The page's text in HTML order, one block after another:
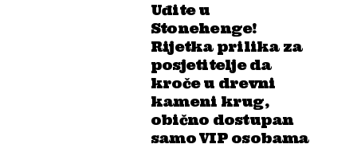
Uđite u
Stonehenge!
Rijetka prilika za
posjetitelje da
kroče u drevni
kameni krug,
obično dostupan
samo VIP osobama